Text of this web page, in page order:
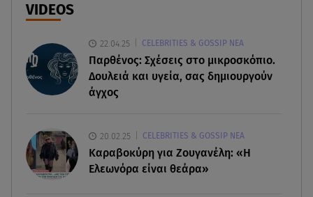
08.08.26 , 23:30
Greek Mafia: Χειροπέδες σε «Πίτμπουλ» και
08.08.26 , 23:00
Στενά του Ορμούζ: Στο Ιράν ο έλεγχος της
εισερχόμενης ναυσιπλοΐας
08.08.26 , 22:45
Κρήτη: Τι απαντά η ΕΛ.ΑΣ. για το βίντεο με τον
μεθυσμένο τουρίστα
VIDEOS
22.04.25 CELEBRITIES & GOSSIP ΝΕΑ
Παρθένος: Σχέσεις στο μικροσκόπιο.
Δουλειά και υγεία, σας δημιουργούν
άγχος
20.02.25 CELEBRITIES & GOSSIP ΝΕΑ
Καραβοκύρη για Ζουγανέλη: «Η
Ελεωνόρα είναι θεάρα»